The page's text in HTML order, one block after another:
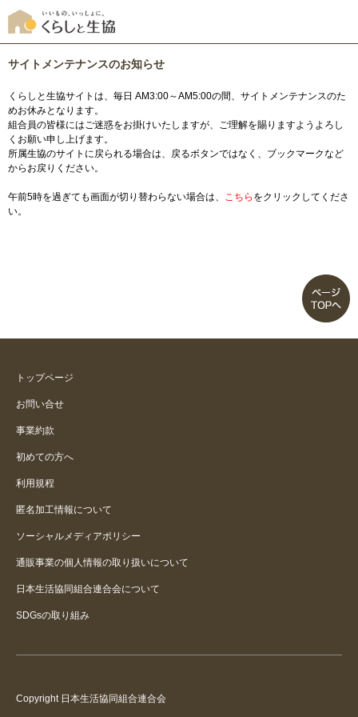
サイトメンテナンスのお知らせ
くらしと生協サイトは、毎日 AM3:00～AM5:00の間、サイトメンテナンスのた
めお休みとなります。
組合員の皆様にはご迷惑をお掛けいたしますが、ご理解を賜りますようよろし
くお願い申し上げます。
所属生協のサイトに戻られる場合は、戻るボタンではなく、ブックマークなど
からお戻りください。
午前5時を過ぎても画面が切り替わらない場合は、 こちら をクリックしてくださ
い。
トップページ
お問い合せ
事業約款
初めての方へ
利用規程
匿名加工情報について
ソーシャルメディアポリシー
通販事業の個人情報の取り扱いについて
日本生活協同組合連合会について
SDGsの取り組み
Copyright 日本生活協同組合連合会